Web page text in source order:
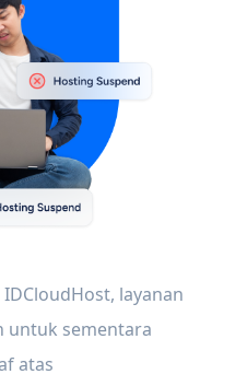
layanan
untuk sementara
atas